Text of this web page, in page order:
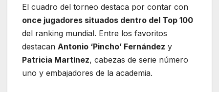
El cuadro del torneo destaca por contar con
once jugadores situados dentro del Top 100
del ranking mundial. Entre los favoritos
destacan Antonio ‘Pincho’ Fernández y
Patricia Martínez, cabezas de serie número
uno y embajadores de la academia.